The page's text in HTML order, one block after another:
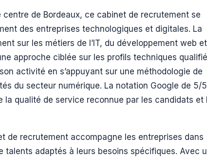
centre de Bordeaux, ce cabinet de recrutement se
des entreprises technologiques et digitales. La
sur les métiers de l’IT, du développement web
approche ciblée sur les profils techniques
activité en s’appuyant sur une méthodologie de
du secteur numérique. La notation Google de 5/5
la qualité de service reconnue par les candidats et
de recrutement accompagne les entreprises dans
talents adaptés à leurs besoins spécifiques. Avec